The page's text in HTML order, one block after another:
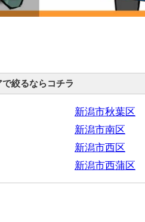
絞るならコチラ
新潟市秋葉区
新潟市南区
新潟市西区
新潟市西蒲区